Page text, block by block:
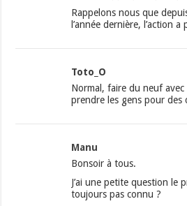
Rappelons nous que
l’année dernière, l’action
Toto_O
Normal, faire du neuf
prendre les gens pour des
Manu
Bonsoir à tous.
J’ai une petite question le
toujours pas connu ?